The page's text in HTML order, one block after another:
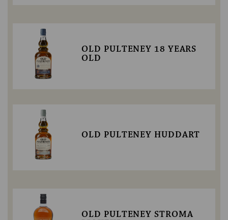
OLD PULTENEY 18 YEARS
OLD
OLD PULTENEY HUDDART
OLD PULTENEY STROMA